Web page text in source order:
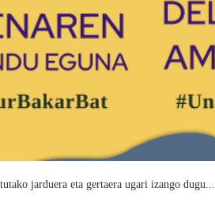
jarduera eta gertaera ugari izango dugu...